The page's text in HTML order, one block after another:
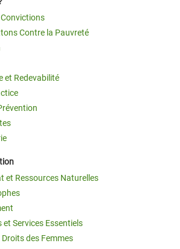
Contre la Pauvreté
et Redevabilité
et Ressources Naturelles
Services Essentiels
des Femmes